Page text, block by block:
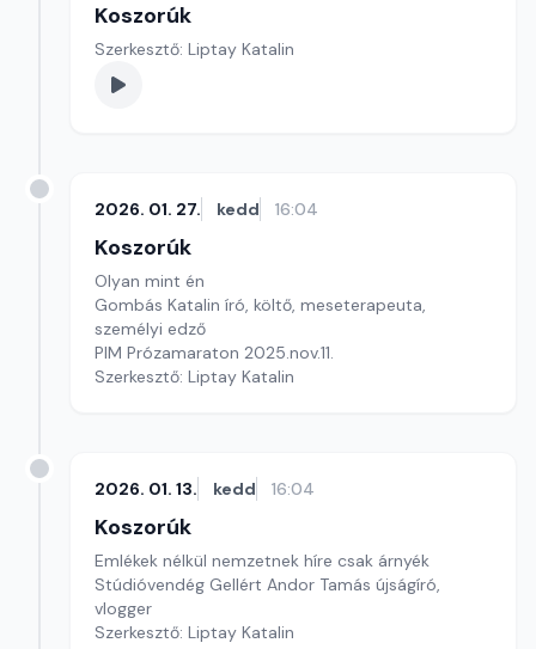
Koszorúk
Szerkesztő: Liptay Katalin
2026. 01. 27. kedd 16:04
Koszorúk
Olyan mint én
Gombás Katalin író, költő, meseterapeuta,
személyi edző
PIM Prózamaraton 2025.nov.11.
Szerkesztő: Liptay Katalin
2026. 01. 13. kedd 16:04
Koszorúk
Emlékek nélkül nemzetnek híre csak árnyék
Stúdióvendég Gellért Andor Tamás újságíró,
vlogger
Szerkesztő: Liptay Katalin